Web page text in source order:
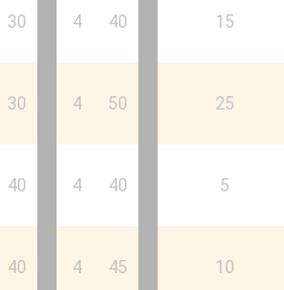
30 4 40 15
30 4 50 25
40 4 40 5
40 4 45 10